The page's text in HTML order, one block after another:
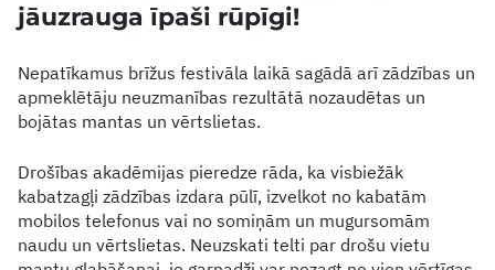
jāuzrauga īpaši rūpīgi!
Nepatīkamus brīžus festivāla laikā sagādā arī zādzības un
apmeklētāju neuzmanības rezultātā nozaudētas un
bojātas mantas un vērtslietas.
Drošības akadēmijas pieredze rāda, ka visbiežāk
kabatzagļi zādzības izdara pūlī, izvelkot no kabatām
mobilos telefonus vai no somiņām un mugursomām
naudu un vērtslietas. Neuzskati telti par drošu vietu